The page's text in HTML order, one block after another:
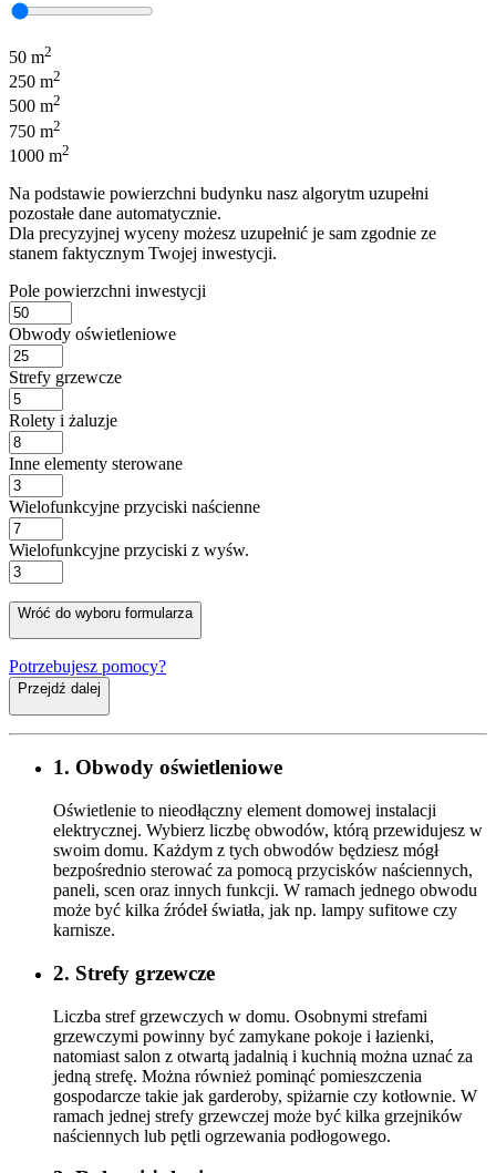
50 m2
250 m2
500 m2
750 m2
1000 m2
Na podstawie powierzchni budynku nasz algorytm uzupełni
pozostałe dane automatycznie.
Dla precyzyjnej wyceny możesz uzupełnić je sam zgodnie ze
stanem faktycznym Twojej inwestycji.
Pole powierzchni inwestycji
Obwody oświetleniowe
Strefy grzewcze
Rolety i żaluzje
Inne elementy sterowane
Wielofunkcyjne przyciski naścienne
Wielofunkcyjne przyciski z wyśw.
Wróć do wyboru formularza
Potrzebujesz pomocy?
Przejdź dalej
1. Obwody oświetleniowe
Oświetlenie to nieodłączny element domowej instalacji
elektrycznej. Wybierz liczbę obwodów, którą przewidujesz w
swoim domu. Każdym z tych obwodów będziesz mógł
bezpośrednio sterować za pomocą przycisków naściennych,
paneli, scen oraz innych funkcji. W ramach jednego obwodu
może być kilka źródeł światła, jak np. lampy sufitowe czy
karnisze.
2. Strefy grzewcze
Liczba stref grzewczych w domu. Osobnymi strefami
grzewczymi powinny być zamykane pokoje i łazienki,
natomiast salon z otwartą jadalnią i kuchnią można uznać za
jedną strefę. Można również pominąć pomieszczenia
gospodarcze takie jak garderoby, spiżarnie czy kotłownie. W
ramach jednej strefy grzewczej może być kilka grzejników
naściennych lub pętli ogrzewania podłogowego.